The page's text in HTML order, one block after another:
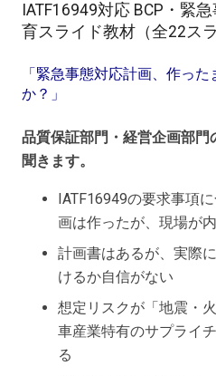
対
応
の
進
方
_
IATF16949対応 BCP・緊
育スライド教材（全22スラ
「緊急事態対応計画、作っ
か？」
品質保証部門・経営企画部門
聞きます。
IATF16949の要求事項
画は作ったが、現場が
計画書はあるが、実際
けるか自信がない
想定リスクが「地震・
車産業特有のサプライ
る